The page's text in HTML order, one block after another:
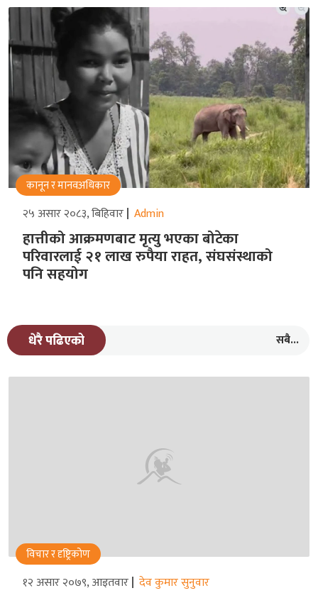
कानून र मानवअधिकार
२५ असार २०८३, बिहिवार Admin
हात्तीको आक्रमणबाट मृत्यु भएका बोटेका
परिवारलाई २१ लाख रुपैया राहत, संघसंस्थाको
पनि सहयोग
धेरै पढिएको सबै...
विचार र दृष्ट्रिकोण
१२ असार २०७९, आइतवार देव कुमार सुनुवार